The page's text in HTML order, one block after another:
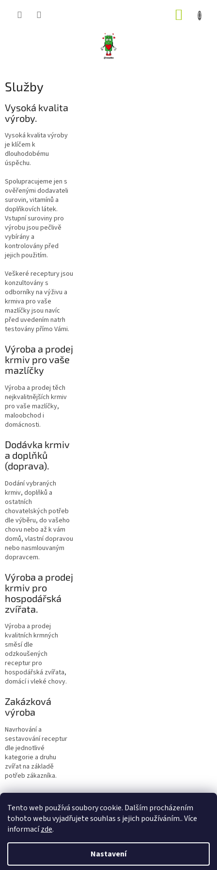
Tento web používá soubory cookie. Dalším procházením
tohoto webu vyjadřujete souhlas s jejich používáním.. Více
informacízde.
Nastavení
Služby
Vysoká kvalita
výroby.
Vysoká kvalita výroby
je klíčem k
dlouhodobému
úspěchu.
Spolupracujeme jen s
ověřenými dodavateli
surovin, vitamínů a
doplňkovích látek.
Vstupní suroviny pro
výrobu jsou pečlivě
vybírány a
kontrolovány před
jejich použitím.
Veškeré receptury jsou
konzultovány s
odborníky na výživu a
krmiva pro vaše
mazlíčky jsou navíc
před uvedením natrh
testovány přímo Vámi.
Výroba a prodej
krmiv pro vaše
mazlíčky
Výroba a prodej těch
nejkvalitnějších krmiv
pro vaše mazlíčky,
maloobchod i
domácnosti.
Dodávka krmiv
a doplňků
(doprava).
Dodání vybraných
krmiv, doplňků a
ostatních
chovatelských potřeb
dle výběru, do vašeho
chovu nebo až k vám
domů, vlastní dopravou
nebo nasmlouvaným
dopravcem.
Výroba a prodej
krmiv pro
hospodářská
zvířata.
Výroba a prodej
kvalitních krmných
směsí dle
odzkoušených
receptur pro
hospodářská zvířata,
domácí i vleké chovy.
Zakázková
výroba
Navrhování a
sestavování receptur
dle jednotlivé
kategorie a druhu
zvířat na základě
potřeb zákazníka.
Z
Vytvořil Shoptet